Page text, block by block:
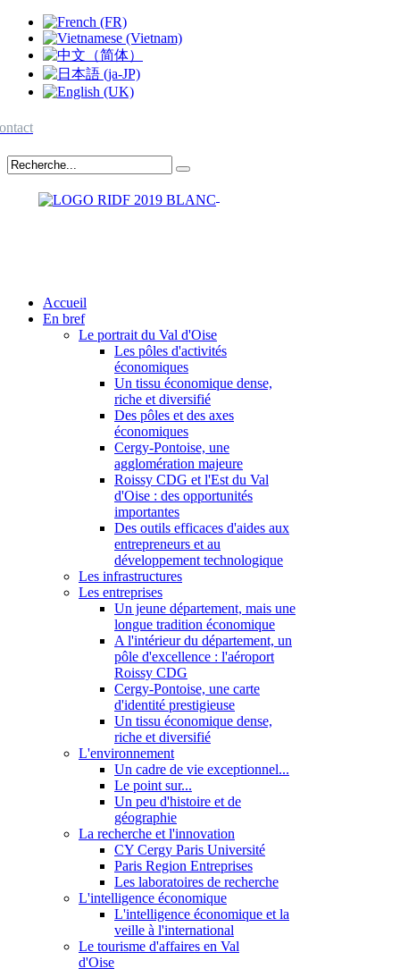
Accueil
En bref
Le portrait du Val d'Oise
Les pôles d'activités
économiques
Un tissu économique dense,
riche et diversifié
Des pôles et des axes
économiques
Cergy-Pontoise, une
agglomération majeure
Roissy CDG et l'Est du Val
d'Oise : des opportunités
importantes
Des outils efficaces d'aides aux
entrepreneurs et au
développement technologique
Les infrastructures
Les entreprises
Un jeune département, mais une
longue tradition économique
A l'intérieur du département, un
pôle d'excellence : l'aéroport
Roissy CDG
Cergy-Pontoise, une carte
d'identité prestigieuse
Un tissu économique dense,
riche et diversifié
L'environnement
Un cadre de vie exceptionnel...
Le point sur...
Un peu d'histoire et de
géographie
La recherche et l'innovation
CY Cergy Paris Université
Paris Region Entreprises
Les laboratoires de recherche
L'intelligence économique
L'intelligence économique et la
veille à l'international
Le tourisme d'affaires en Val
d'Oise